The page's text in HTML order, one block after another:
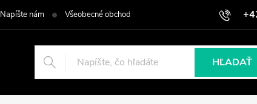
Napíšte nám Všeobecné obchodné podmienky Podmienky
HĽADAŤ